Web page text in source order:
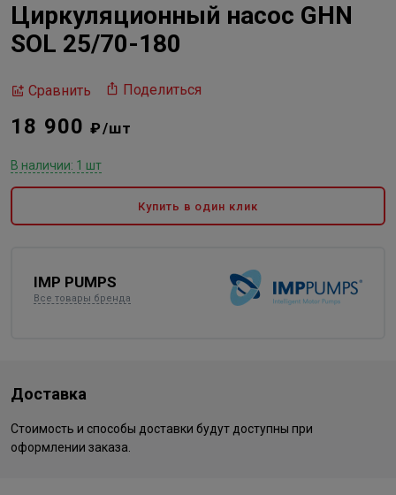
Циркуляционный насос GHN
SOL 25/70-180
Сравнить Поделиться
18 900₽/шт
В наличии: 1 шт
Купить в один клик
IMP PUMPS
Все товары бренда
Доставка
Стоимость и способы доставки будут доступны при
оформлении заказа.